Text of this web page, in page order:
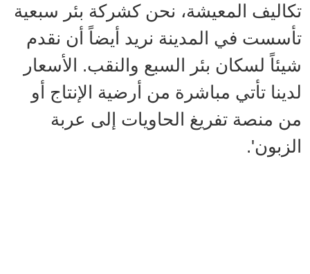
تكاليف المعيشة، نحن كشركة بئر سبعية
تأسست في المدينة نريد أيضاً أن نقدم
شيئاً لسكان بئر السبع والنقب. الأسعار
لدينا تأتي مباشرة من أرضية الإنتاج أو
من منصة تفريغ الحاويات إلى عربة
الزبون'.